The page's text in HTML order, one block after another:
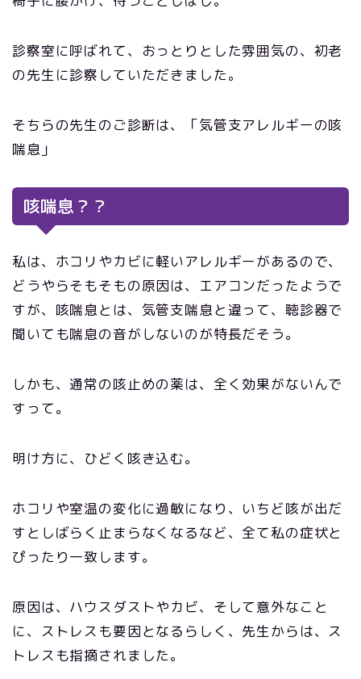
診察室に呼ばれて、おっとりとした雰囲気の、初老
の先生に診察していただきました。
そちらの先生のご診断は、「気管支アレルギーの咳
喘息」
咳喘息？？
私は、ホコリやカビに軽いアレルギーがあるので、
どうやらそもそもの原因は、エアコンだったようで
すが、咳喘息とは、気管支喘息と違って、聴診器で
聞いても喘息の音がしないのが特長だそう。
しかも、通常の咳止めの薬は、全く効果がないんで
すって。
明け方に、ひどく咳き込む。
ホコリや室温の変化に過敏になり、いちど咳が出だ
すとしばらく止まらなくなるなど、全て私の症状と
ぴったり一致します。
原因は、ハウスダストやカビ、そして意外なこと
に、ストレスも要因となるらしく、先生からは、ス
トレスも指摘されました。